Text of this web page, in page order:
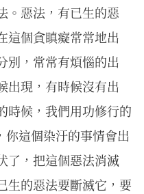
。惡法，有已生的惡
這個貪瞋癡常常地出
別，常常有煩惱的出
出現，有時候沒有出
時候，我們用功修行的
這個染汙的事情會出
了，把這個惡法消滅
生的惡法要斷滅它，要